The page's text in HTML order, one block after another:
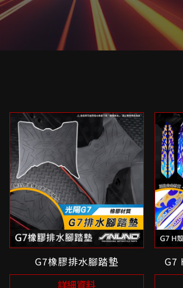
G7橡膠排水腳踏墊
詳細資料
G7